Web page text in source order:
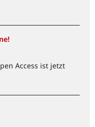
Access ist jetzt